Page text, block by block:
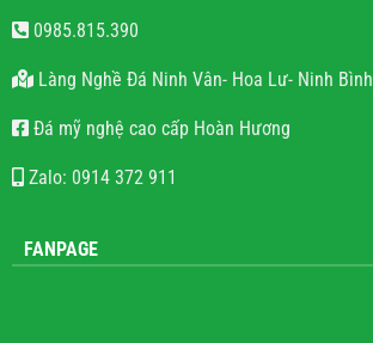
0985.815.390
Làng Nghề Đá Ninh Vân- Hoa Lư- Ninh Bình
Đá mỹ nghệ cao cấp Hoàn Hương
Zalo: 0914 372 911
FANPAGE